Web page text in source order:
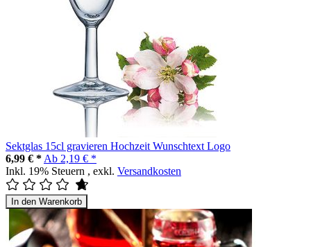
Sektglas 15cl gravieren Hochzeit Wunschtext Logo
6,99 € * Ab 2,19 € *
Inkl. 19% Steuern , exkl. Versandkosten
In den Warenkorb